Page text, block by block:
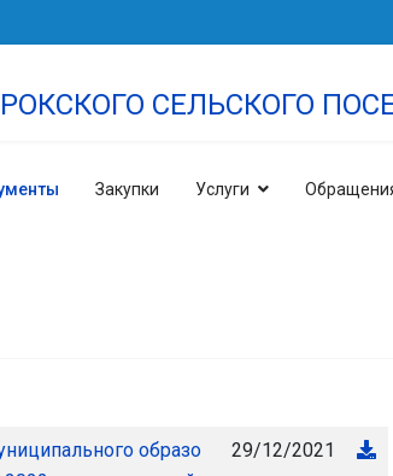
СЕЛЬСКОГО
Закупки Услуги
образо
29/12/2021